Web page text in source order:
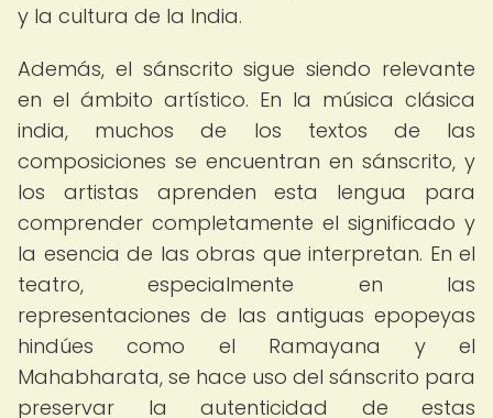
y la cultura de la India.
Además, el sánscrito sigue siendo relevante
en el ámbito artístico. En la música clásica
india, muchos de los textos de las
composiciones se encuentran en sánscrito, y
los artistas aprenden esta lengua para
comprender completamente el significado y
la esencia de las obras que interpretan. En el
teatro, especialmente en las
representaciones de las antiguas epopeyas
hindúes como el Ramayana y el
Mahabharata, se hace uso del sánscrito para
preservar la autenticidad de estas